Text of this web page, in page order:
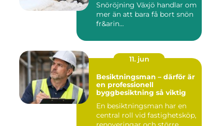
Snöröjning Växjö handlar om
mer än att bara få bort snön
fr&arin...
11. jun
Besiktningsman – därför är
en professionell
byggbesiktning så viktig
En besiktningsman har en
central roll vid fastighetsköp,